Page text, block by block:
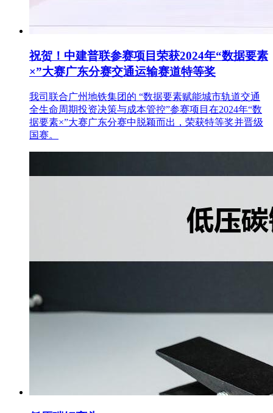
祝贺！中建普联参赛项目荣获2024年“数据要素
×”大赛广东分赛交通运输赛道特等奖
我司联合广州地铁集团的 “数据要素赋能城市轨道交通
全生命周期投资决策与成本管控”参赛项目在2024年“数
据要素×”大赛广东分赛中脱颖而出，荣获特等奖并晋级
国赛。